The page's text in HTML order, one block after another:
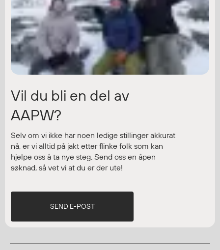
Vil du bli en del av
AAPW?
Selv om vi ikke har noen ledige stillinger akkurat
nå, er vi alltid på jakt etter flinke folk som kan
hjelpe oss å ta nye steg. Send oss en åpen
søknad, så vet vi at du er der ute!
SEND E-POST